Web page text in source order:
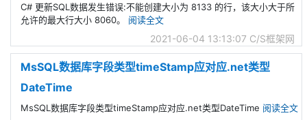
C# 更新SQL数据发生错误:不能创建大小为 8133 的行，该大小大于所
允许的最大行大小 8060。 阅读全文
2021-06-04 13:13:07 C/S框架网
MsSQL数据库字段类型timeStamp应对应.net类型
DateTime
MsSQL数据库字段类型timeStamp应对应.net类型DateTime 阅读全文